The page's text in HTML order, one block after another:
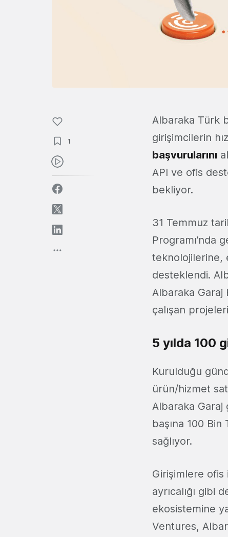
1
Albaraka Türk
girişimcilerin
başvurularını
API ve ofis
bekliyor.
31 Temmuz
Programı’nda
teknolojilerine,
desteklendi.
Albaraka Garaj
çalışan
5 yılda 100
Kurulduğu
ürün/hizmet
Albaraka Garaj
başına 100
sağlıyor.
Girişimlere ofis
ayrıcalığı gibi
ekosistemine
Ventures,